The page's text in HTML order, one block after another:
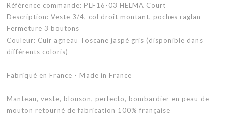
Référence commande: PLF16-03 HELMA Court
Description: Veste 3/4, col droit montant, poches raglan
Fermeture 3 boutons
Couleur: Cuir agneau Toscane jaspé gris (disponible dans
différents coloris)
Fabriqué en France - Made in France
Manteau, veste, blouson, perfecto, bombardier en peau de
mouton retourné de fabrication 100% française